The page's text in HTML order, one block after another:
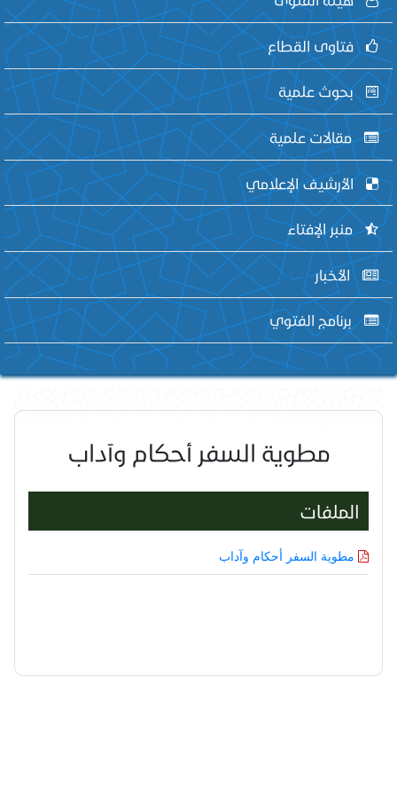
فتاوى القطاع
بحوث علمية
مقالات علمية
الأرشيف الإعلامي
منبر الإفتاء
الأخبار
برنامج الفتوي
مطوية السفر أحكام وآداب
الملفات
مطوية السفر أحكام وآداب